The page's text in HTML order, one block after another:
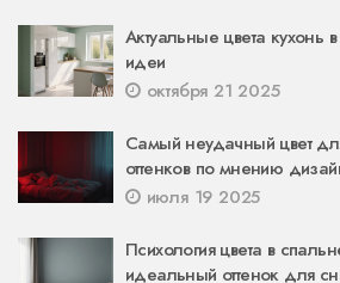
Актуальные цвета кухонь
идеи
октября 21 2025
Самый неудачный цвет
оттенков по мнению
июля 19 2025
Психология цвета в
идеальный оттенок для